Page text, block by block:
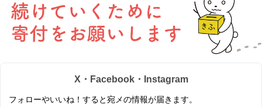
X・Facebook・Instagram
フォローやいいね！すると宛メの情報が届きます。